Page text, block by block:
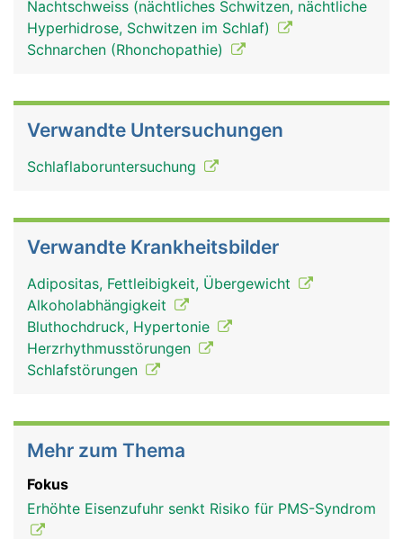
Nachtschweiss (nächtliches Schwitzen, nächtliche
Hyperhidrose, Schwitzen im Schlaf)
Schnarchen (Rhonchopathie)
Verwandte Untersuchungen
Schlaflaboruntersuchung
Verwandte Krankheitsbilder
Adipositas, Fettleibigkeit, Übergewicht
Alkoholabhängigkeit
Bluthochdruck, Hypertonie
Herzrhythmusstörungen
Schlafstörungen
Mehr zum Thema
Fokus
Erhöhte Eisenzufuhr senkt Risiko für PMS-Syndrom